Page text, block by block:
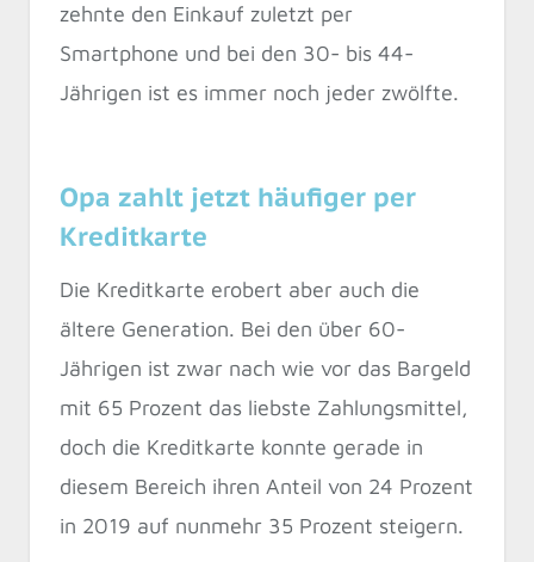
zehnte den Einkauf zuletzt per
Smartphone und bei den 30- bis 44-
Jährigen ist es immer noch jeder zwölfte.
Opa zahlt jetzt häufiger per
Kreditkarte
Die Kreditkarte erobert aber auch die
ältere Generation. Bei den über 60-
Jährigen ist zwar nach wie vor das Bargeld
mit 65 Prozent das liebste Zahlungsmittel,
doch die Kreditkarte konnte gerade in
diesem Bereich ihren Anteil von 24 Prozent
in 2019 auf nunmehr 35 Prozent steigern.